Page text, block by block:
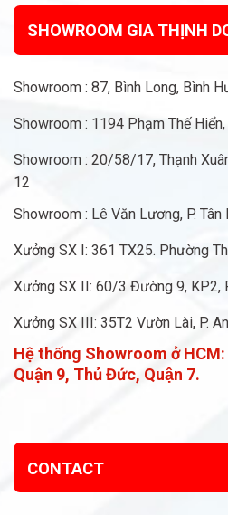
SHOWROOM GIA THỊNH
Showroom : 87, Bình Long, Bình
Showroom : 1194 Phạm Thế Hiển,
Showroom : 20/58/17, Thạnh
12
Showroom : Lê Văn Lương, P. Tân
Xưởng SX I: 361 TX25. Phường
Xưởng SX II: 60/3 Đường 9, KP2,
Xưởng SX III: 35T2 Vườn Lài, P.
Hệ thống Showroom ở HCM:
Quận 9, Thủ Đức, Quận 7.
CONTACT